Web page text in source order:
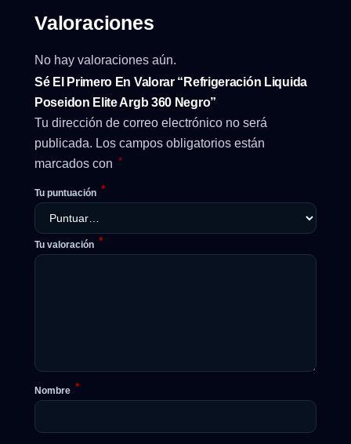
Valoraciones
No hay valoraciones aún.
Sé El Primero En Valorar “Refrigeración Liquida
Poseidon Elite Argb 360 Negro”
Tu dirección de correo electrónico no será
publicada. Los campos obligatorios están
marcados con *
Tu puntuación *
Tu valoración *
Nombre *